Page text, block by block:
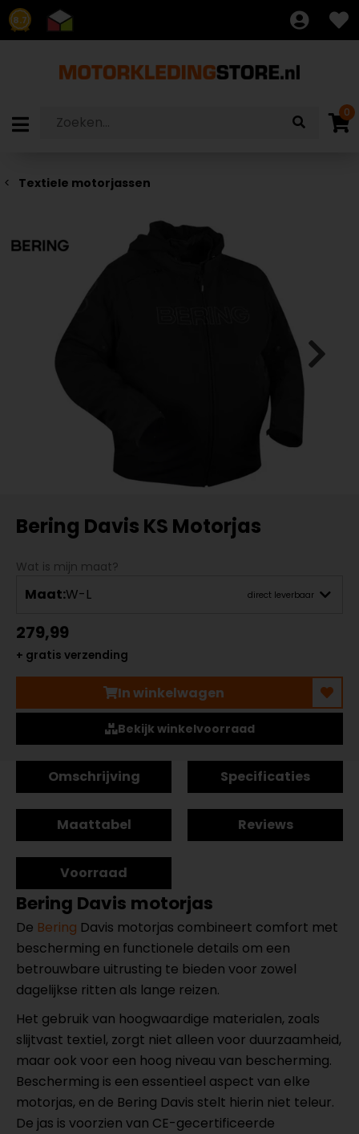
8.7
0
Textiele motorjassen
Bering Davis KS Motorjas
Wat is mijn maat?
Maat:W-L direct leverbaar
279,99
+ gratis verzending
In winkelwagen
Bekijk winkelvoorraad
Omschrijving Specificaties
Maattabel Reviews
Voorraad
Bering Davis motorjas
De Bering Davis motorjas combineert comfort met
bescherming en functionele details om een
betrouwbare uitrusting te bieden voor zowel
dagelijkse ritten als lange reizen.
Het gebruik van hoogwaardige materialen, zoals
slijtvast textiel, zorgt niet alleen voor duurzaamheid,
maar ook voor een hoog niveau van bescherming.
Bescherming is een essentieel aspect van elke
motorjas, en de Bering Davis stelt hierin niet teleur.
De jas is voorzien van CE-gecertificeerde